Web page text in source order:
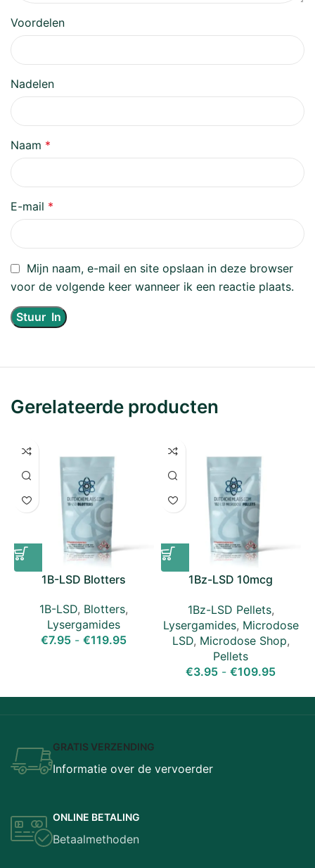
Voordelen
Nadelen
Naam *
E-mail *
Mijn naam, e-mail en site opslaan in deze browser
voor de volgende keer wanneer ik een reactie plaats.
Gerelateerde producten
1B-LSD Blotters
1B-LSD, Blotters,
Lysergamides
€7.95 - €119.95
1Bz-LSD 10mcg
1Bz-LSD Pellets,
Lysergamides, Microdose
LSD, Microdose Shop,
Pellets
€3.95 - €109.95
GRATIS VERZENDING
Informatie over de vervoerder
ONLINE BETALING
Betaalmethoden